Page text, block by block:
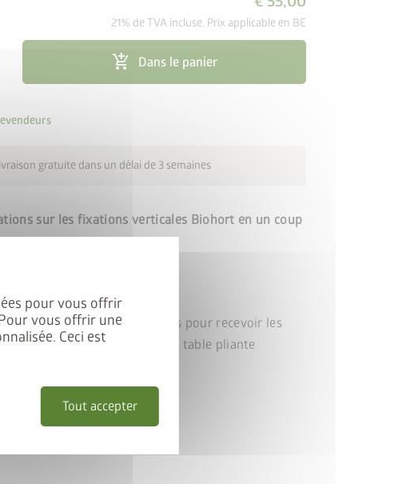
pour vous offrir
vous offrir une
Ceci est
Tout accepter
21% de TVA incluse. Prix applicable en BE
add_shopping_cart Dans le panier
gratuite dans un délai de 3 semaines
sur les fixations verticales Biohort en un coup
profilé chapeau avec fentes pour recevoir les
panier, jeu de crochets ou table pliante
pour une longévité optimale